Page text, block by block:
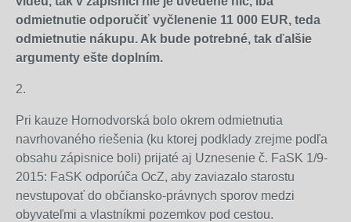
odmietnutie odporučiť vyčlenenie 11 000 EUR, teda
odmietnutie nákupu. Ak bude potrebné, tak ďalšie
argumenty ešte doplním.
2.
Pri kauze Hornodvorská bolo okrem odmietnutia
navrhovaného riešenia (ku ktorej podklady zrejme podľa
obsahu zápisnice boli) prijaté aj Uznesenie č. FaSK 1/9-
2015: FaSK odporúča OcZ, aby zaviazalo starostu
nevstupovať do občiansko-právnych sporov medzi
obyvateľmi a vlastníkmi pozemkov pod cestou.